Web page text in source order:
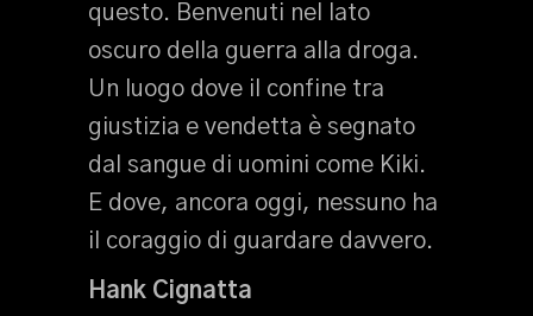
questo. Benvenuti nel lato
oscuro della guerra alla droga.
Un luogo dove il confine tra
giustizia e vendetta è segnato
dal sangue di uomini come Kiki.
E dove, ancora oggi, nessuno ha
il coraggio di guardare davvero.
Hank Cignatta